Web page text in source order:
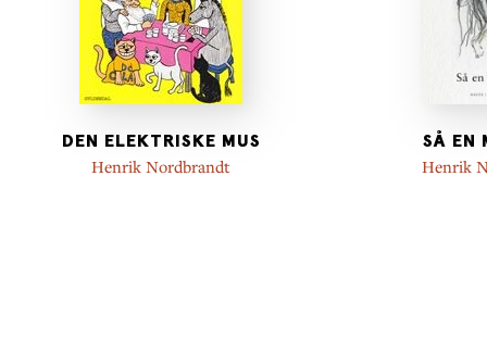
DEN ELEKTRISKE MUS
Henrik Nordbrandt
SÅ EN
Henrik